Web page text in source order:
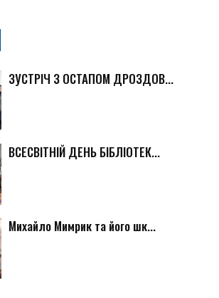
ЗУСТРІЧ З ОСТАПОМ ДРОЗДОВ...
ВСЕСВІТНІЙ ДЕНЬ БІБЛІОТЕК...
Михайло Мимрик та його шк...